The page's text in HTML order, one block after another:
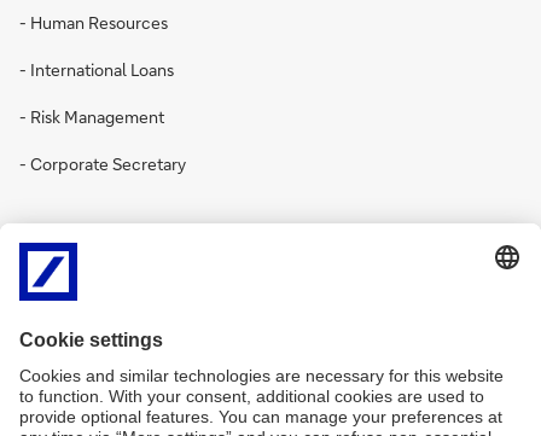
- Human Resources
- International Loans
- Risk Management
- Corporate Secretary
Zielgruppe / Beschreibung:
- für Studenten im Erststudium (Bachelor), im direkten
Aufbaustudium (Master) oder im Gap year
- Vollzeitpraktikum (40 Stunden/Woche). Ein
Teilzeitarbeitsverhältnis ist nur bei Rechtsreferendaren oder im